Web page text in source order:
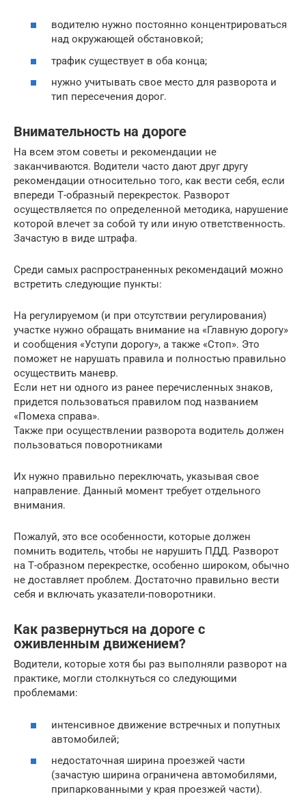
водителю нужно постоянно концентрироваться
над окружающей обстановкой;
трафик существует в оба конца;
нужно учитывать свое место для разворота и
тип пересечения дорог.
Внимательность на дороге
На всем этом советы и рекомендации не
заканчиваются. Водители часто дают друг другу
рекомендации относительно того, как вести себя, если
впереди Т-образный перекресток. Разворот
осуществляется по определенной методика, нарушение
которой влечет за собой ту или иную ответственность.
Зачастую в виде штрафа.
Среди самых распространенных рекомендаций можно
встретить следующие пункты:
На регулируемом (и при отсутствии регулирования)
участке нужно обращать внимание на «Главную дорогу»
и сообщения «Уступи дорогу», а также «Стоп». Это
поможет не нарушать правила и полностью правильно
осуществить маневр.
Если нет ни одного из ранее перечисленных знаков,
придется пользоваться правилом под названием
«Помеха справа».
Также при осуществлении разворота водитель должен
пользоваться поворотниками
Их нужно правильно переключать, указывая свое
направление. Данный момент требует отдельного
внимания.
Пожалуй, это все особенности, которые должен
помнить водитель, чтобы не нарушить ПДД. Разворот
на Т-образном перекрестке, особенно широком, обычно
не доставляет проблем. Достаточно правильно вести
себя и включать указатели-поворотники.
Как развернуться на дороге с
оживленным движением?
Водители, которые хотя бы раз выполняли разворот на
практике, могли столкнуться со следующими
проблемами:
интенсивное движение встречных и попутных
автомобилей;
недостаточная ширина проезжей части
(зачастую ширина ограничена автомобилями,
припаркованными у края проезжей части).